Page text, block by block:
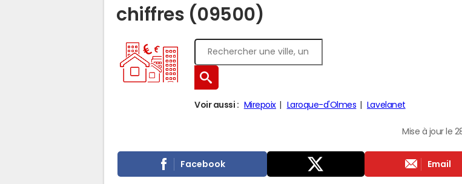
chiffres (09500)
Voir aussi : Mirepoix Laroque-d'Olmes Lavelanet
Mise à jour le
Facebook Email